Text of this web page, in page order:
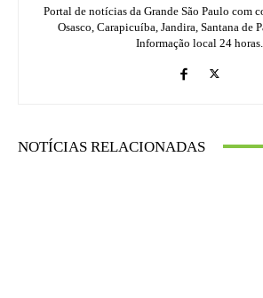
Portal de notícias da Grande São Paulo com
Osasco, Carapicuíba, Jandira, Santana de
Informação local 24 horas.
NOTÍCIAS RELACIONADAS